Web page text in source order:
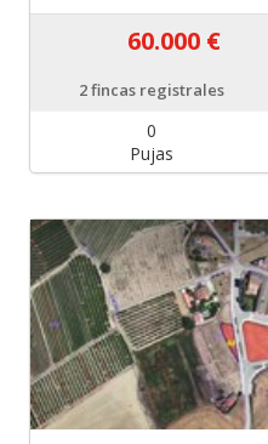
60.000 €
2fincas registrales
0
Pujas